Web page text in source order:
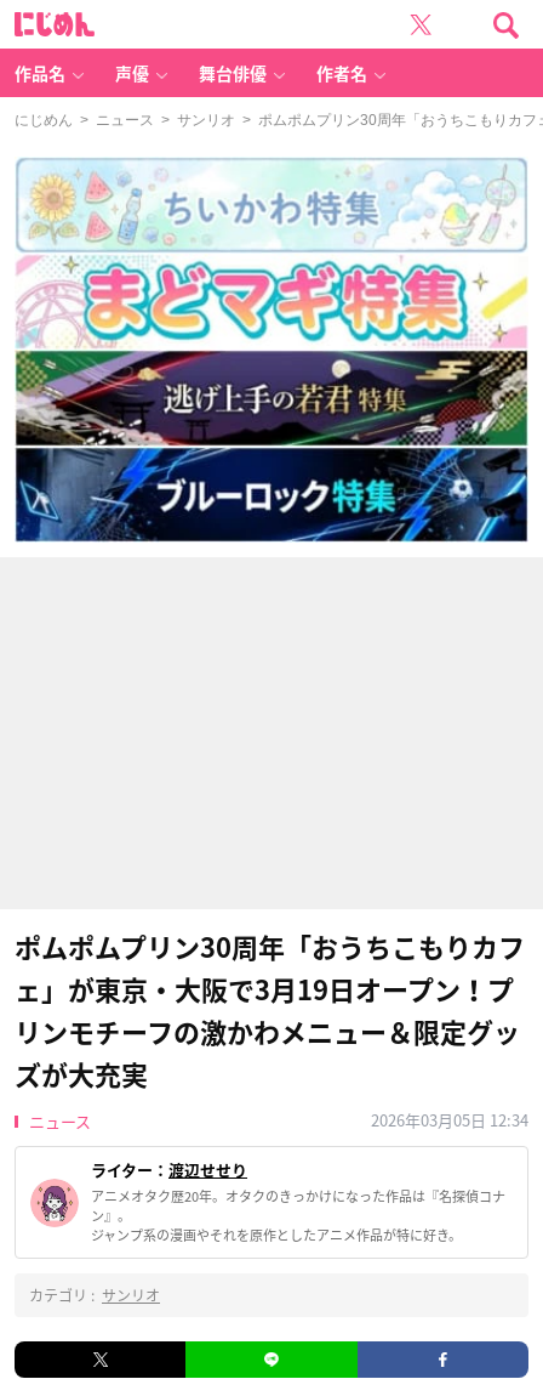
作品名 声優 舞台俳優 作者名
にじめん > ニュース > サンリオ > ポムポムプリン30周年「おうちこもりカ
ポムポムプリン30周年「おうちこもりカフ
ェ」が東京・大阪で3月19日オープン！プ
リンモチーフの激かわメニュー＆限定グッ
ズが大充実
ニュース 2026年03月05日 12:34
ライター： 渡辺せせり
アニメオタク歴20年。オタクのきっかけになった作品は『名探偵コナ
ン』。
ジャンプ系の漫画やそれを原作としたアニメ作品が特に好き。
カテゴリ : サンリオ